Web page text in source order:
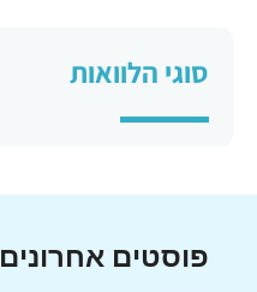
סוגי הלוואות
פוסטים אחרונים